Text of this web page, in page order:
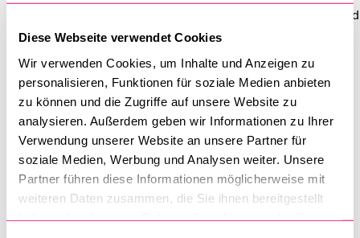
Diese Webseite verwendet Cookies
Wir verwenden Cookies, um Inhalte und Anzeigen zu
personalisieren, Funktionen für soziale Medien anbieten
zu können und die Zugriffe auf unsere Website zu
analysieren. Außerdem geben wir Informationen zu Ihrer
Verwendung unserer Website an unsere Partner für
soziale Medien, Werbung und Analysen weiter. Unsere
Partner führen diese Informationen möglicherweise mit
weiteren Daten zusammen, die Sie ihnen bereitgestellt
Simon Zemp ist Dozent für Volkswirtschaftslehre (Bachelor) und
Betriebswirtschaftslehre (Master) an der Hochschule Luzern –
Informatik. Er ist zugleich Verantwortlicher für die Entwicklung
verschiedener Weiterbildungsprogramme. Er studierte an der
Universität Fribourg Volks- und Betriebswirtschaftslehre und
promovierte an derselben Universität zum Thema
Institutionenwandel in den osteuropäischen
Transformationsstaaten. Zugleich begleitete er
Innovationsprojekte aus wissenschaftlicher Sicht. An der
Universität Fribourg lehrte er im Bereich der modernen
Unternehmenstheorie. Sein besonderes Interesse sind Ansätze
Sportangebot
Menuplan Mensa
Anmeldung und Zulassung